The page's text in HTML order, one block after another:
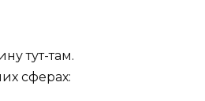
тут-там.
сферах: